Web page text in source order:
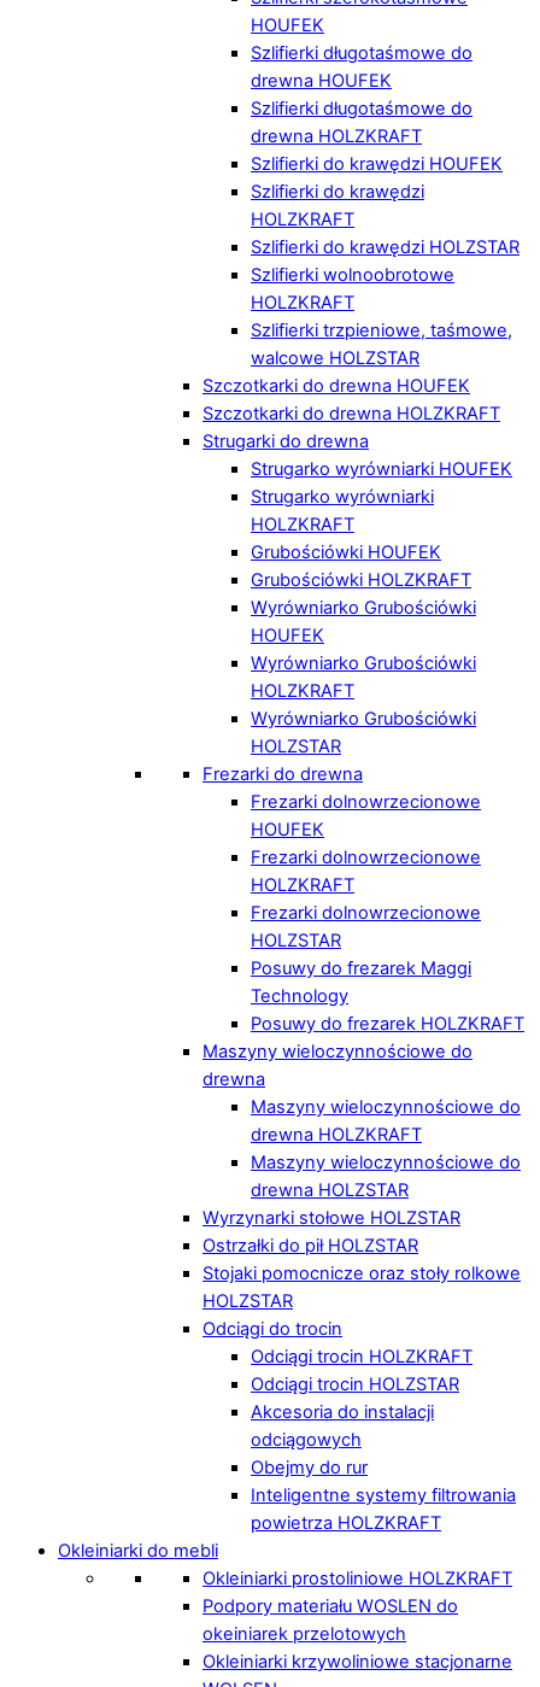
HOUFEK
Szlifierki długotaśmowe do
drewna HOUFEK
Szlifierki długotaśmowe do
drewna HOLZKRAFT
Szlifierki do krawędzi HOUFEK
Szlifierki do krawędzi
HOLZKRAFT
Szlifierki do krawędzi HOLZSTAR
Szlifierki wolnoobrotowe
HOLZKRAFT
Szlifierki trzpieniowe, taśmowe,
walcowe HOLZSTAR
Szczotkarki do drewna HOUFEK
Szczotkarki do drewna HOLZKRAFT
Strugarki do drewna
Strugarko wyrówniarki HOUFEK
Strugarko wyrówniarki
HOLZKRAFT
Grubościówki HOUFEK
Grubościówki HOLZKRAFT
Wyrówniarko Grubościówki
HOUFEK
Wyrówniarko Grubościówki
HOLZKRAFT
Wyrówniarko Grubościówki
HOLZSTAR
Frezarki do drewna
Frezarki dolnowrzecionowe
HOUFEK
Frezarki dolnowrzecionowe
HOLZKRAFT
Frezarki dolnowrzecionowe
HOLZSTAR
Posuwy do frezarek Maggi
Technology
Posuwy do frezarek HOLZKRAFT
Maszyny wieloczynnościowe do
drewna
Maszyny wieloczynnościowe do
drewna HOLZKRAFT
Maszyny wieloczynnościowe do
drewna HOLZSTAR
Wyrzynarki stołowe HOLZSTAR
Ostrzałki do pił HOLZSTAR
Stojaki pomocnicze oraz stoły rolkowe
HOLZSTAR
Odciągi do trocin
Odciągi trocin HOLZKRAFT
Odciągi trocin HOLZSTAR
Akcesoria do instalacji
odciągowych
Obejmy do rur
Inteligentne systemy filtrowania
powietrza HOLZKRAFT
Okleiniarki do mebli
Okleiniarki prostoliniowe HOLZKRAFT
Podpory materiału WOSLEN do
okeiniarek przelotowych
Okleiniarki krzywoliniowe stacjonarne